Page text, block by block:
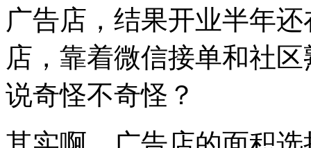
广告店，结果开业半年
店，靠着微信接单和社
说奇怪不奇怪？